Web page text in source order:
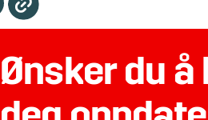
Ønsker du å